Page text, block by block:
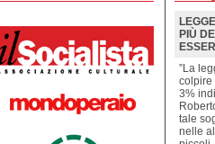
PIÙ
”La
colpire
3%
tale
nelle